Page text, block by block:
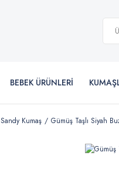
BEBEK ÜRÜNLERİ
Sandy Kumaş Gümüş Taşlı Siyah